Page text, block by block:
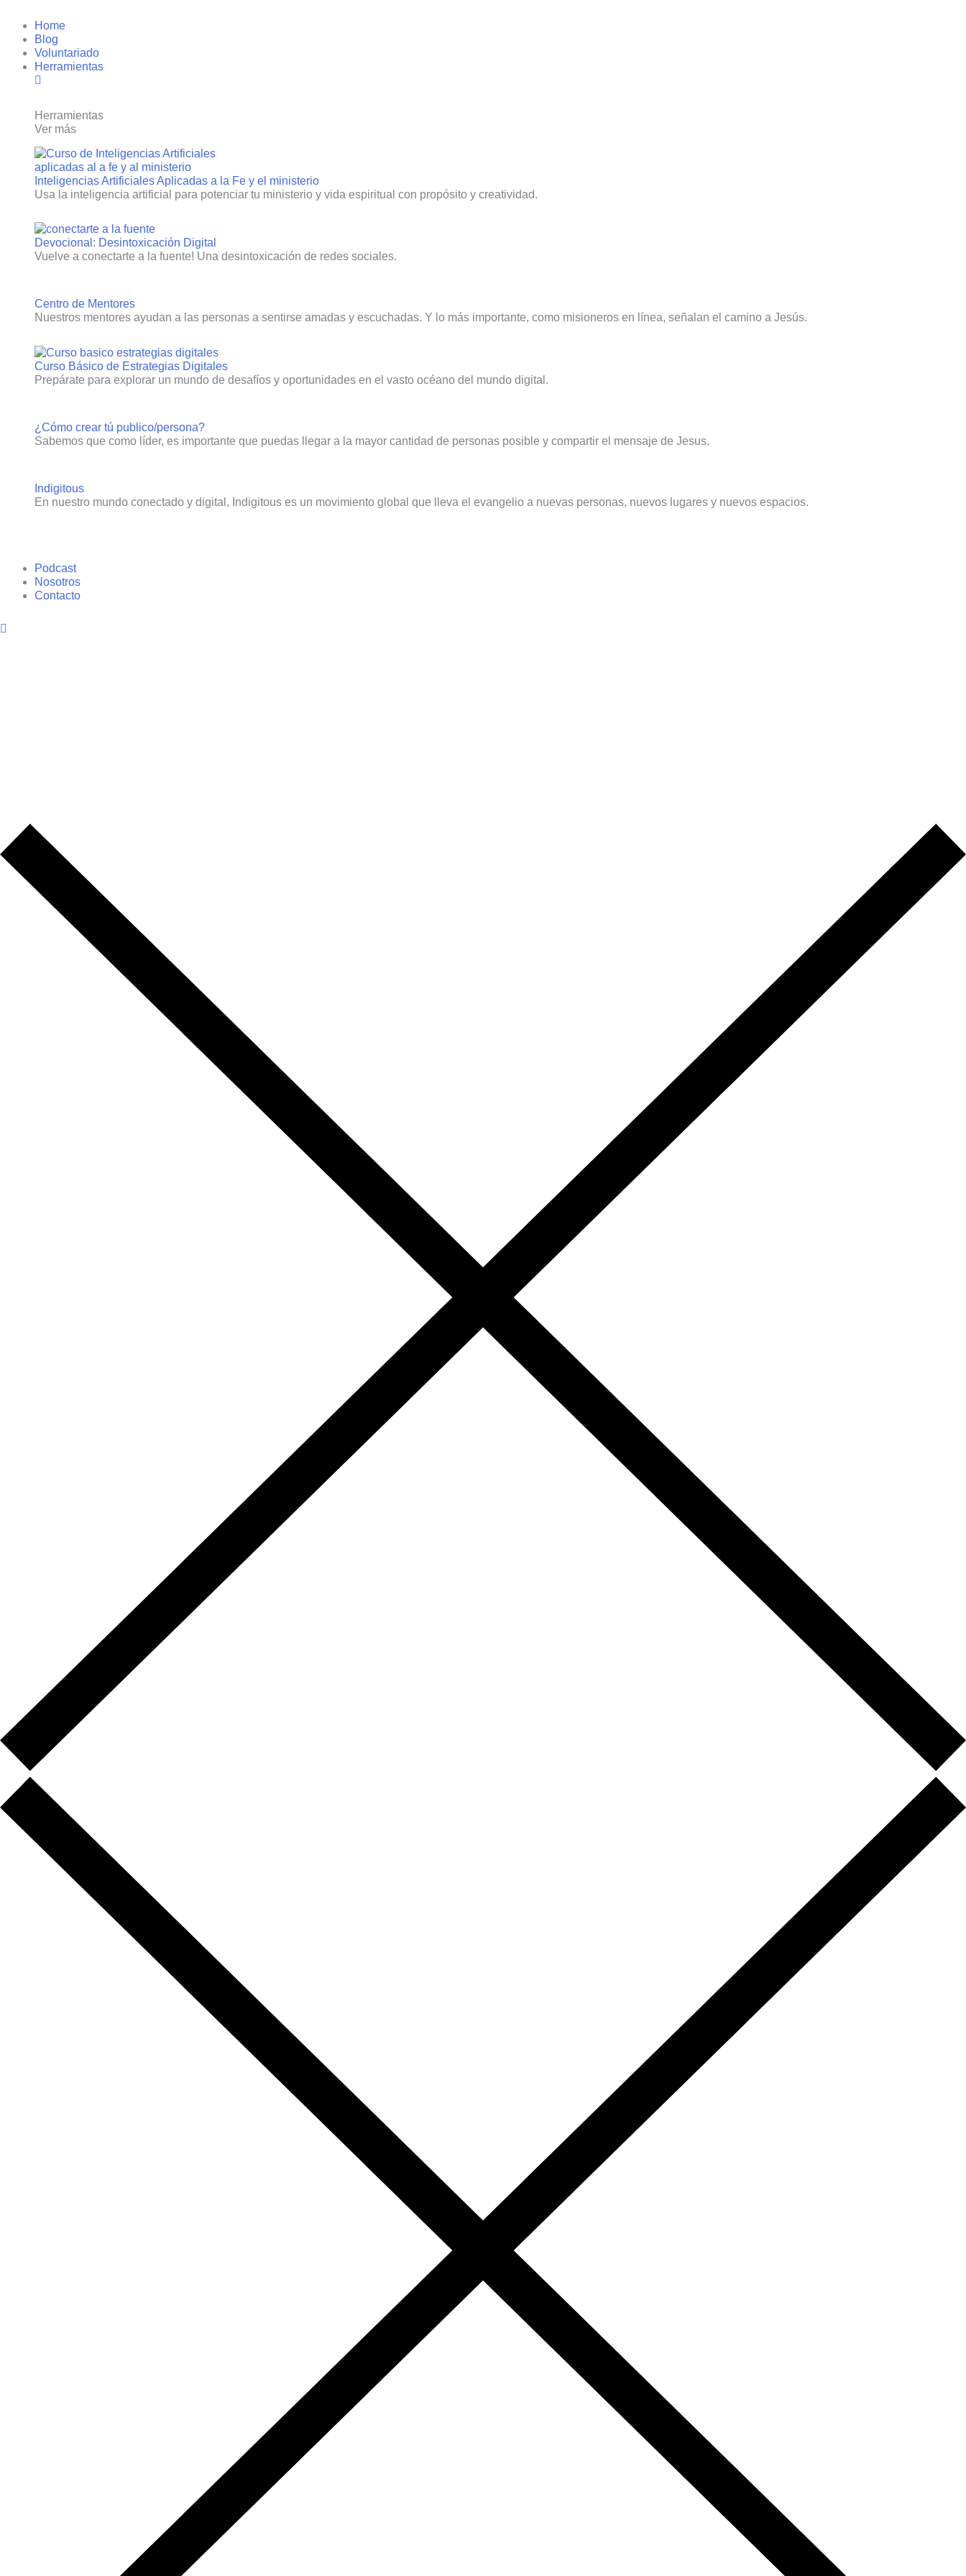
contenido
Home
Blog
Voluntariado
Herramientas
Herramientas
Ver más
Inteligencias Artificiales Aplicadas a la Fe y el ministerio
Usa la inteligencia artificial para potenciar tu ministerio y vida espiritual con propósito y creatividad.
Devocional: Desintoxicación Digital
Vuelve a conectarte a la fuente! Una desintoxicación de redes sociales.
Centro de Mentores
Nuestros mentores ayudan a las personas a sentirse amadas y escuchadas. Y lo más importante, como misioneros en línea, señalan el camino a Jesús.
Curso Básico de Estrategias Digitales
Prepárate para explorar un mundo de desafíos y oportunidades en el vasto océano del mundo digital.
¿Cómo crear tú publico/persona?
Sabemos que como líder, es importante que puedas llegar a la mayor cantidad de personas posible y compartir el mensaje de Jesus.
Indigitous
En nuestro mundo conectado y digital, Indigitous es un movimiento global que lleva el evangelio a nuevas personas, nuevos lugares y nuevos espacios.
Podcast
Nosotros
Contacto